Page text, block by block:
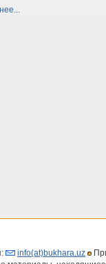
info(at)bukhara.uz